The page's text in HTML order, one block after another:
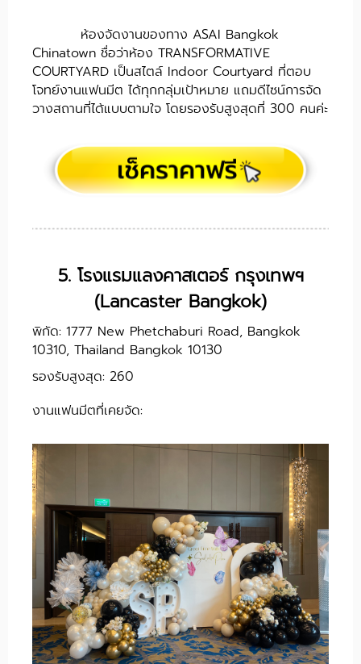
ห้องจัดงานของทาง ASAI Bangkok
Chinatown ชื่อว่าห้อง TRANSFORMATIVE
COURTYARD เป็นสไตล์ Indoor Courtyard ที่ตอบ
โจทย์งานแฟนมีต ได้ทุกกลุ่มเป้าหมาย แถมดีไซน์การจัด
วางสถานที่ได้แบบตามใจ โดยรองรับสูงสุดที่ 300 คนค่ะ
5. โรงแรมแลงคาสเตอร์ กรุงเทพฯ
(Lancaster Bangkok)
พิกัด: 1777 New Phetchaburi Road, Bangkok
10310, Thailand Bangkok 10130
รองรับสูงสุด: 260
งานแฟนมีตที่เคยจัด: